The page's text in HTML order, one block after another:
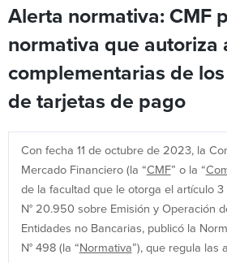
Alerta normativa: CMF
normativa que autoriza
complementarias de
de tarjetas de pago
Con fecha 11 de octubre de 2023, la
Mercado Financiero (la “CMF” o la “
de la facultad que le otorga el artículo
N° 20.950 sobre Emisión y Operación
Entidades no Bancarias, publicó la
N° 498 (la “Normativa”), que regula las